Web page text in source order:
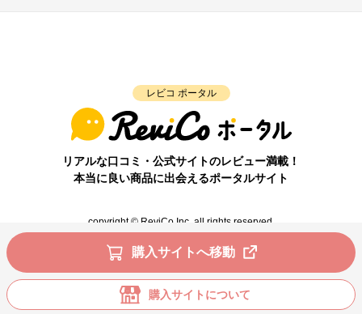
購入サイトへ移動
購入サイトについて
レビコ ポータル
リアルな口コミ・公式サイトのレビュー満載！
本当に良い商品に出会えるポータルサイト
copyright © ReviCo Inc. all rights reserved.